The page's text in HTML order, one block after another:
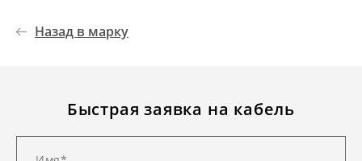
Назад в марку
Быстрая заявка на кабель